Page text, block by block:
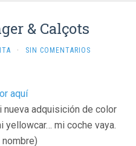
& Calçots
· SIN COMENTARIOS
aquí
nueva adquisición de color
yellowcar… mi coche vaya.